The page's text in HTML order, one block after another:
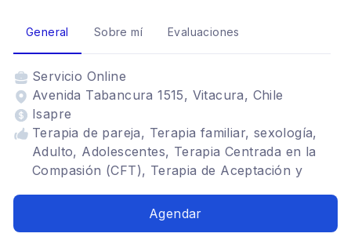
General Sobre mí Evaluaciones
Servicio Online
Avenida Tabancura 1515, Vitacura, Chile
Isapre
Terapia de pareja, Terapia familiar, sexología,
Adulto, Adolescentes, Terapia Centrada en la
Compasión (CFT), Terapia de Aceptación y
Depresión, Tratamientos para fobia social,
Agendar